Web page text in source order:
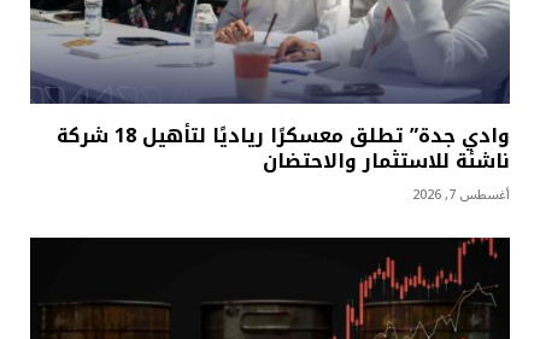
وادي جدة” تطلق معسكرًا رياديًا لتأهيل 18 شركة
ناشئة للاستثمار والاحتضان
أغسطس 7, 2026